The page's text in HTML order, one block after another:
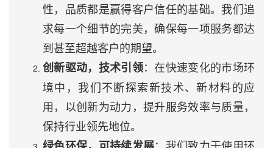
性，品质都是赢得客户信任的基础。我们追
求每一个细节的完美，确保每一项服务都达
到甚至超越客户的期望。
创新驱动，技术引领：在快速变化的市场环
境中，我们不断探索新技术、新材料的应
用，以创新为动力，提升服务效率与质量，
保持行业领先地位。